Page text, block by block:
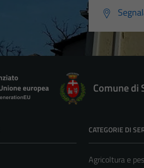
Comune di
CATEGORIE DI
Agricoltura e